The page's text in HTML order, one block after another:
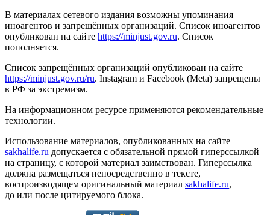
В материалах сетевого издания возможны упоминания
иноагентов и запрещённых организаций. Список иноагентов
опубликован на сайте https://minjust.gov.ru. Список
пополняется.
Список запрещённых организаций опубликован на сайте
https://minjust.gov.ru/ru. Instagram и Facebook (Metа) запрещены
в РФ за экстремизм.
На информационном ресурсе применяются рекомендательные
технологии.
Использование материалов, опубликованных на сайте
sakhalife.ru допускается с обязательной прямой гиперссылкой
на страницу, с которой материал заимствован. Гиперссылка
должна размещаться непосредственно в тексте,
воспроизводящем оригинальный материал sakhalife.ru,
до или после цитируемого блока.